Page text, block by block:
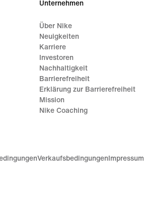
Unternehmen
Über Nike
Neuigkeiten
Karriere
Investoren
Nachhaltigkeit
Barrierefreiheit
Erklärung zur Barrierefreiheit
Mission
Nike Coaching
Verkaufsbedingungen Impressum